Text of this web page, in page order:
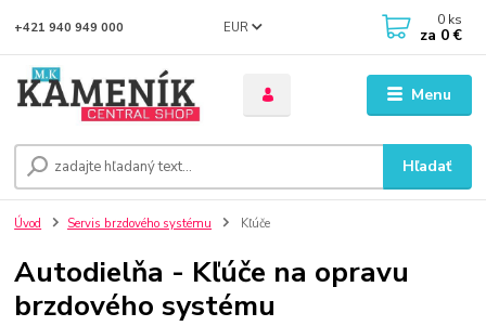
Menu
EUR
Hľadať
+421 940 949 000 0 ks
za 0 €
Úvod Servis brzdového systému Kľúče
Autodielňa - Kľúče na opravu
brzdového systému